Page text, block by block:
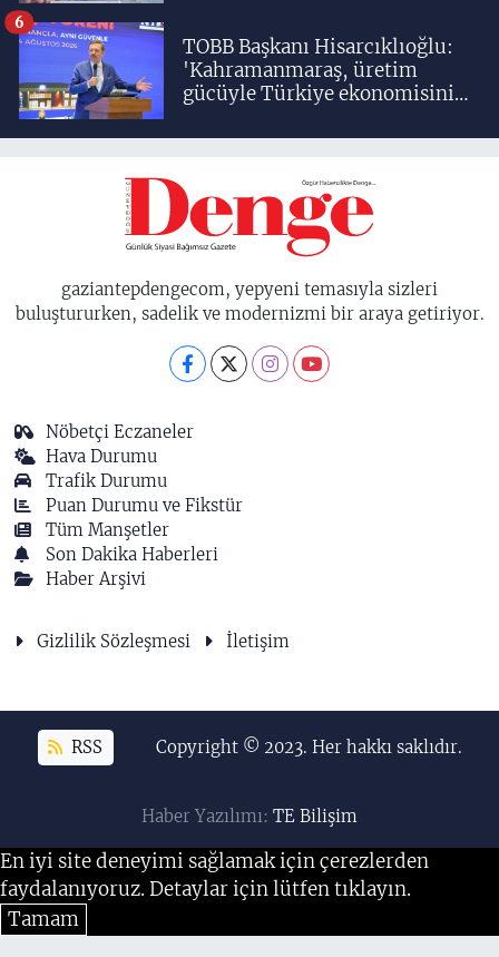
TOBB Başkanı Hisarcıklıoğlu:
'Kahramanmaraş, üretim
gücüyle Türkiye ekonomisinin
birisidir'
6
gaziantepdengecom, yepyeni temasıyla sizleri
buluştururken, sadelik ve modernizmi bir araya getiriyor.
Nöbetçi Eczaneler
Hava Durumu
Trafik Durumu
Puan Durumu ve Fikstür
Tüm Manşetler
Son Dakika Haberleri
Haber Arşivi
Gizlilik Sözleşmesi İletişim
RSS Copyright © 2023. Her hakkı saklıdır.
Haber Yazılımı: TE Bilişim
En iyi site deneyimi sağlamak için çerezlerden
faydalanıyoruz. Detaylar için lütfen tıklayın.
Tamam